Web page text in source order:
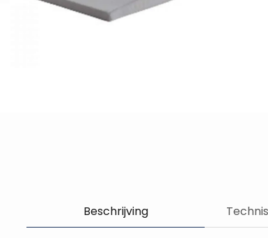
Beschrijving